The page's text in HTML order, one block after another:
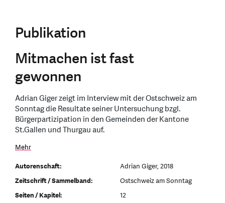
Publikation
Mitmachen ist fast
gewonnen
Adrian Giger zeigt im Interview mit der Ostschweiz am
Sonntag die Resultate seiner Untersuchung bzgl.
Bürgerpartizipation in den Gemeinden der Kantone
St.Gallen und Thurgau auf.
Mehr
Autorenschaft:
Adrian Giger, 2018
Zeitschrift / Sammelband:
Ostschweiz am Sonntag
Seiten / Kapitel:
12